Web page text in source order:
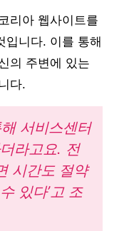
리아 웹사이트를
입니다. 이를 통해
의 주변에 있는
다.
서비스센터
라고요. 전
시간도 절약
있다’고 조